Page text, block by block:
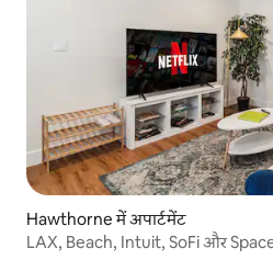
Hawthorne में अपार्टमेंट
LAX, Beach, Intuit, SoFi और